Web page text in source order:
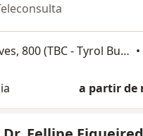
Av. Rodrigues Alves, 800 (TBC - Tyrol Business Center), Natal •
a partir de